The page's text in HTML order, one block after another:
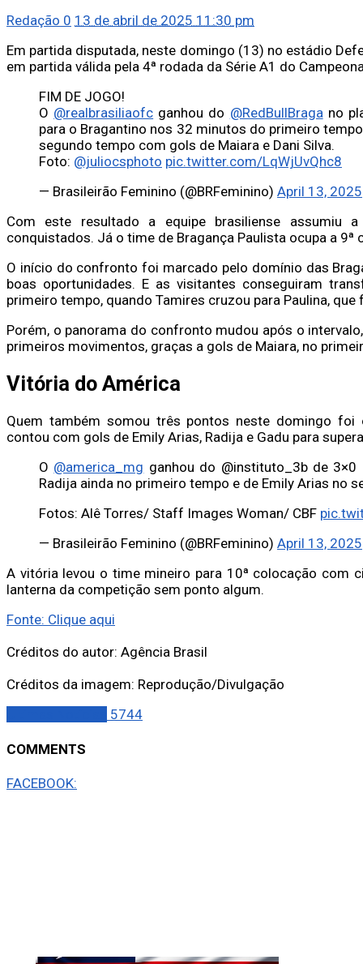
Redação 0 13 de abril de 2025 11:30 pm
Em partida disputada, neste domingo (13) no estádio
em partida válida pela 4ª rodada da Série A1 do
FIM DE JOGO!
O @realbrasiliaofc ganhou do @RedBullBraga no
para o Bragantino nos 32 minutos do primeiro
segundo tempo com gols de Maiara e Dani Silva.
Foto: @juliocsphoto pic.twitter.com/LqWjUvQhc8
— Brasileirão Feminino (@BRFeminino) April 13, 2025
Com este resultado a equipe brasiliense assumiu
conquistados. Já o time de Bragança Paulista ocupa a
O início do confronto foi marcado pelo domínio das
boas oportunidades. E as visitantes conseguiram
primeiro tempo, quando Tamires cruzou para Paulina, que
Porém, o panorama do confronto mudou após o
primeiros movimentos, graças a gols de Maiara, no
Vitória do América
Quem também somou três pontos neste domingo foi
contou com gols de Emily Arias, Radija e Gadu para
O @america_mg ganhou do @instituto_3b de
Radija ainda no primeiro tempo e de Emily Arias no
Fotos: Alê Torres/ Staff Images Woman/ CBF
— Brasileirão Feminino (@BRFeminino) April 13, 2025
A vitória levou o time mineiro para 10ª colocação com
lanterna da competição sem ponto algum.
Fonte: Clique aqui
Créditos do autor: Agência Brasil
Créditos da imagem: Reprodução/Divulgação
5744
COMMENTS
FACEBOOK: